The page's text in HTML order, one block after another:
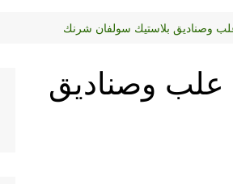
وصناديق بلاستيك سولفان شرنك
علب وصناديق